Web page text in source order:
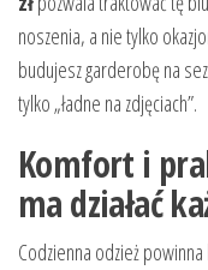
noszenia, a nie tylko
budujesz garderobę na
tylko „ładne na zdjęciach”.
Komfort i
ma działać
Codzienna odzież